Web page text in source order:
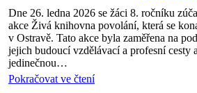
Dne 26. ledna 2026 se žáci 8. ročníku
akce Živá knihovna povolání, která se
v Ostravě. Tato akce byla zaměřena na
jejich budoucí vzdělávací a profesní cesty
jedinečnou…
Pokračovat ve čtení